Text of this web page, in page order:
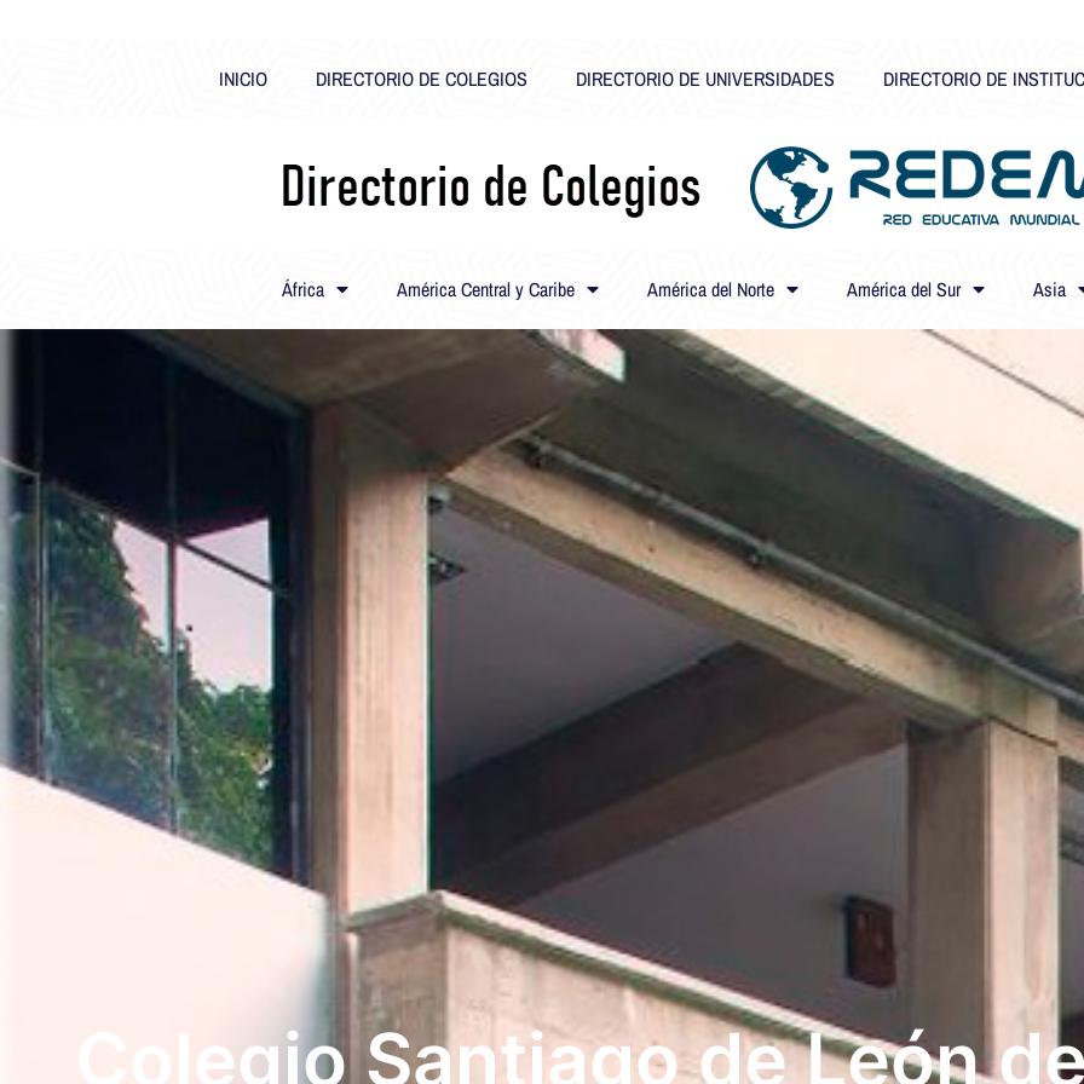
INICIO DIRECTORIO DE COLEGIOS DIRECTORIO DE UNIVERSIDADES DIRECTORIO DE
África América Central y Caribe América del Norte América del Sur Asia
Colegio Santiago de León